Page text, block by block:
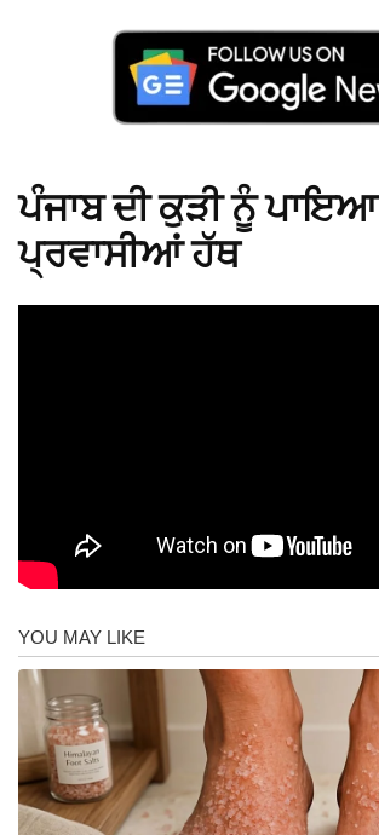
ਪੰਜਾਬ ਦੀ ਕੁੜੀ ਨੂੰ ਪਾਇਆ
ਪ੍ਰਵਾਸੀਆਂ ਹੱਥ